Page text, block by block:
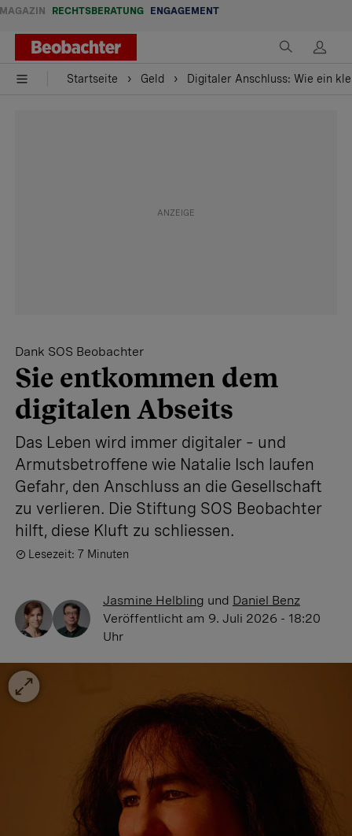
MAGAZIN RECHTSBERATUNG ENGAGEMENT
Startseite Geld Digitaler Anschluss: Wie ein
Dank SOS Beobachter
Sie entkommen dem
digitalen Abseits
Das Leben wird immer digitaler – und
Armutsbetroffene wie Natalie Isch laufen
Gefahr, den Anschluss an die Gesellschaft
zu verlieren. Die Stiftung SOS Beobachter
hilft, diese Kluft zu schliessen.
Lesezeit: 7 Minuten
Jasmine Helbling und Daniel Benz
Veröffentlicht am 9. Juli 2026 - 18:20
Uhr